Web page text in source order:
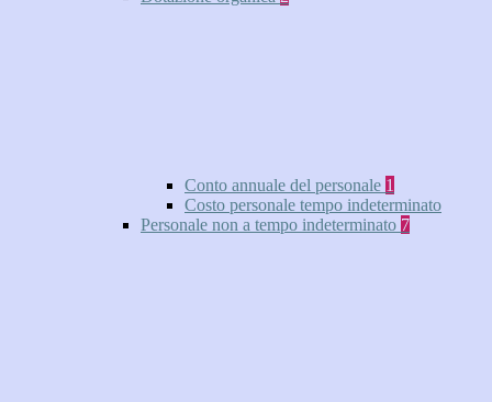
Conto annuale del personale 1
Costo personale tempo indeterminato
Personale non a tempo indeterminato 7